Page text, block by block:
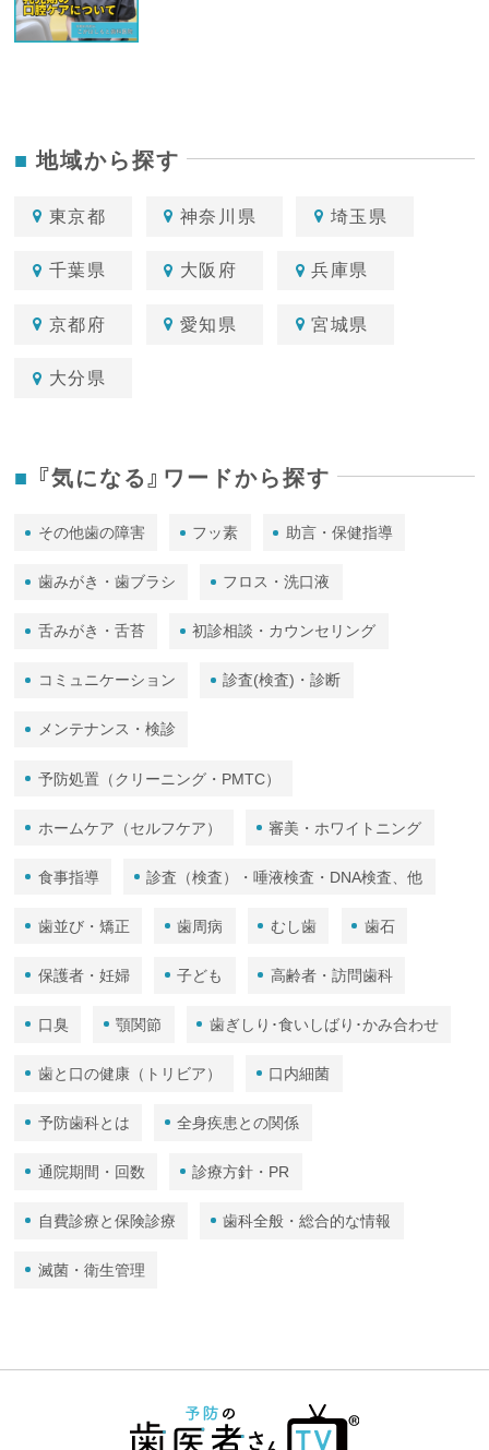
地域から探す
東京都 神奈川県 埼玉県
千葉県 大阪府 兵庫県
京都府 愛知県 宮城県
大分県
『気になる』ワードから探す
その他歯の障害 フッ素 助言・保健指導
歯みがき・歯ブラシ フロス・洗口液
舌みがき・舌苔 初診相談・カウンセリング
コミュニケーション 診査(検査)・診断
メンテナンス・検診
予防処置（クリーニング・PMTC）
ホームケア（セルフケア） 審美・ホワイトニング
食事指導 診査（検査）・唾液検査・DNA検査、他
歯並び・矯正 歯周病 むし歯 歯石
保護者・妊婦 子ども 高齢者・訪問歯科
口臭 顎関節 歯ぎしり･食いしばり･かみ合わせ
歯と口の健康（トリビア） 口内細菌
予防歯科とは 全身疾患との関係
通院期間・回数 診療方針・PR
自費診療と保険診療 歯科全般・総合的な情報
滅菌・衛生管理